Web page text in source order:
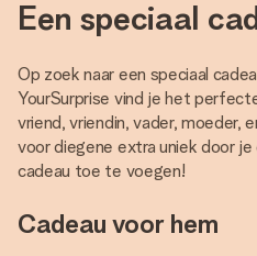
Een speciaal
Op zoek naar een speciaal
YourSurprise vind je het
vriend, vriendin, vader, moeder,
voor diegene extra uniek door
cadeau toe te voegen!
Cadeau voor hem